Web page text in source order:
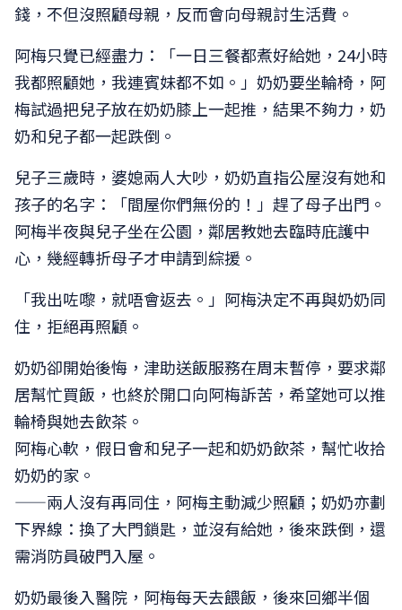
錢，不但沒照顧母親，反而會向母親討生活費。
阿梅只覺已經盡力：「一日三餐都煮好給她，24小時
我都照顧她，我連賓妹都不如。」奶奶要坐輪椅，阿
梅試過把兒子放在奶奶膝上一起推，結果不夠力，奶
奶和兒子都一起跌倒。
兒子三歲時，婆媳兩人大吵，奶奶直指公屋沒有她和
孩子的名字：「間屋你們無份的！」趕了母子出門。
阿梅半夜與兒子坐在公園，鄰居教她去臨時庇護中
心，幾經轉折母子才申請到綜援。
「我出咗嚟，就唔會返去。」阿梅決定不再與奶奶同
住，拒絕再照顧。
奶奶卻開始後悔，津助送飯服務在周末暫停，要求鄰
居幫忙買飯，也終於開口向阿梅訴苦，希望她可以推
輪椅與她去飲茶。
阿梅心軟，假日會和兒子一起和奶奶飲茶，幫忙收拾
奶奶的家。
——兩人沒有再同住，阿梅主動減少照顧；奶奶亦劃
下界線：換了大門鎖匙，並沒有給她，後來跌倒，還
需消防員破門入屋。
奶奶最後入醫院，阿梅每天去餵飯，後來回鄉半個